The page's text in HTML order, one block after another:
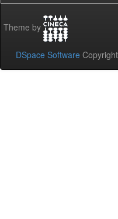
Theme by
DSpace Software